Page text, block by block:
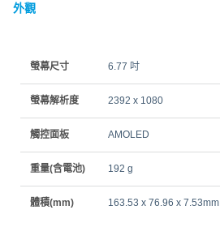
外觀
螢幕尺寸 6.77 吋
螢幕解析度 2392 x 1080
觸控面板 AMOLED
重量(含電池) 192 g
體積(mm) 163.53 x 76.96 x 7.53mm